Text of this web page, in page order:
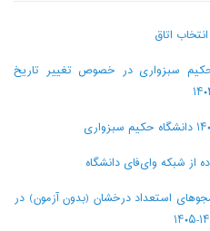
اتاق
حکیم سبزواری در خصوص تغییر تاریخ
از شبکه وای‌فای دانشگاه
استعداد درخشان (بدون آزمون) در